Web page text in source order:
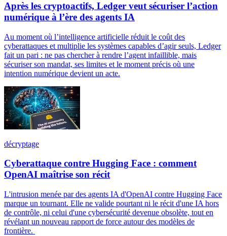
Après les cryptoactifs, Ledger veut sécuriser l’action
numérique à l’ère des agents IA
Au moment où l’intelligence artificielle réduit le coût des
cyberattaques et multiplie les systèmes capables d’agir seuls, Ledger
fait un pari : ne pas chercher à rendre l’agent infaillible, mais
sécuriser son mandat, ses limites et le moment précis où une
intention numérique devient un acte.
décryptage
Cyberattaque contre Hugging Face : comment
OpenAI maîtrise son récit
L'intrusion menée par des agents IA d'OpenAI contre Hugging Face
marque un tournant. Elle ne valide pourtant ni le récit d'une IA hors
de contrôle, ni celui d'une cybersécurité devenue obsolète, tout en
révélant un nouveau rapport de force autour des modèles de
frontière.